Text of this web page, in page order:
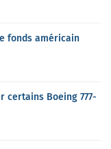
fonds américain
certains Boeing 777-